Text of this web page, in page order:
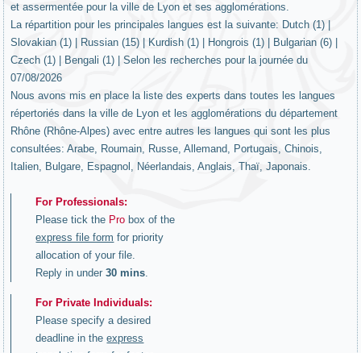
et assermentée pour la ville de Lyon et ses agglomérations.
La répartition pour les principales langues est la suivante: Dutch (1) |
Slovakian (1) | Russian (15) | Kurdish (1) | Hongrois (1) | Bulgarian (6) |
Czech (1) | Bengali (1) | Selon les recherches pour la journée du
07/08/2026
Nous avons mis en place la liste des experts dans toutes les langues
répertoriés dans la ville de Lyon et les agglomérations du département
Rhône (Rhône-Alpes) avec entre autres les langues qui sont les plus
consultées: Arabe, Roumain, Russe, Allemand, Portugais, Chinois,
Italien, Bulgare, Espagnol, Néerlandais, Anglais, Thaï, Japonais.
For Professionals:
Please tick the Pro box of the
express file form for priority
allocation of your file.
Reply in under30 mins.
For Private Individuals:
Please specify a desired
deadline in theexpress